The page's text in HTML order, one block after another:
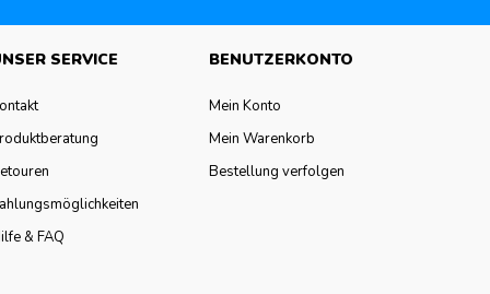
SERVICE
& FAQ
BENUTZERKONTO
Mein Konto
Mein Warenkorb
Bestellung verfolgen